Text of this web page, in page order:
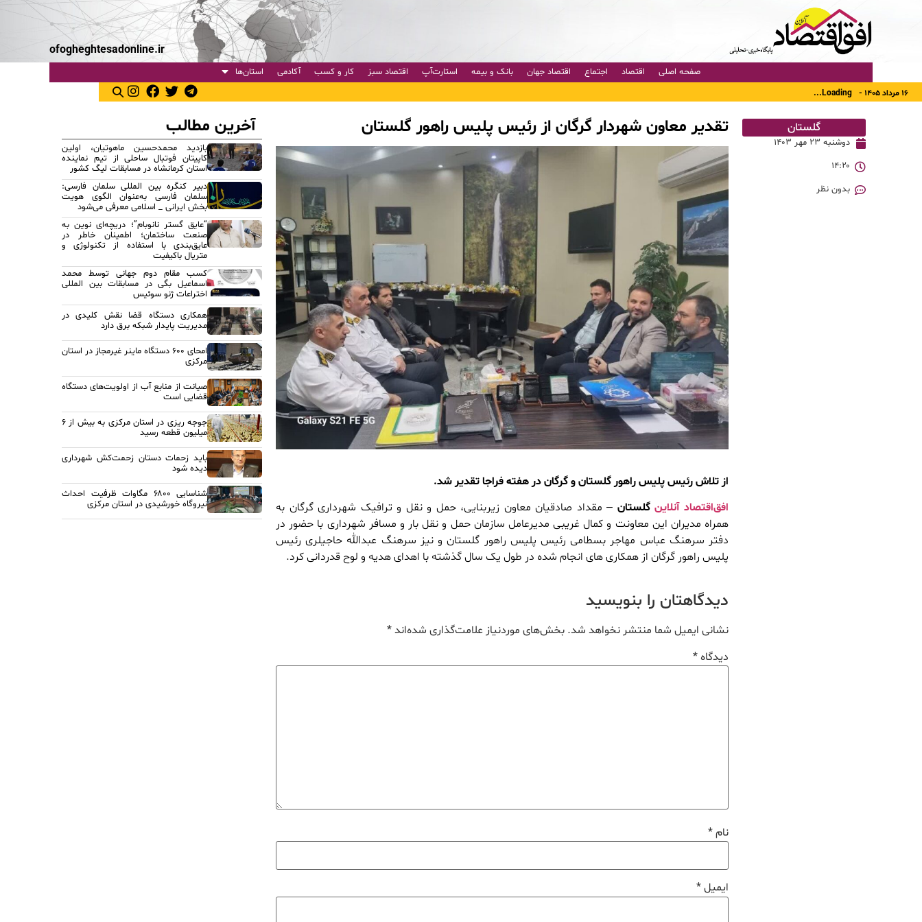
ofogheghtesadonline.ir
صفحه اصلی اقتصاد اجتماع اقتصاد جهان بانک و بیمه استارت‌آپ اقتصاد سبز کار و کسب آکادمی استان‌ها
۱۶ مرداد ۱۴۰۵ - Loading...
گلستان
دوشنبه ۲۳ مهر ۱۴۰۳
۱۴:۲۰
بدون نظر
تقدیر معاون شهردار گرگان از رئیس پلیس راهور گلستان
از تلاش رئیس پلیس راهور گلستان و گرگان در هفته فراجا تقدیر شد.
افق‌اقتصاد آنلاینگلستان – مقداد صادقیان معاون زیربنایی، حمل و نقل و ترافیک شهرداری گرگان به
همراه مدیران این معاونت و کمال غریبی مدیرعامل سازمان حمل و نقل بار و مسافر شهرداری با حضور در
دفتر سرهنگ عباس مهاجر بسطامی رئیس پلیس راهور گلستان و نیز سرهنگ عبدالله حاجیلری رئیس
پلیس راهور گرگان از همکاری های انجام شده در طول یک سال گذشته با اهدای هدیه و لوح قدردانی کرد.
دیدگاهتان را بنویسید
نشانی ایمیل شما منتشر نخواهد شد. بخش‌های موردنیاز علامت‌گذاری شده‌اند*
دیدگاه*
نام*
ایمیل*
آخرین مطالب
بازدید محمدحسین ماهوتیان، اولین
کاپیتان فوتبال ساحلی از تیم نماینده
استان کرمانشاه در مسابقات لیگ کشور
دبیر کنگره بین المللی سلمان فارسی:
سلمان فارسی به‌عنوان الگوی هویت
بخش ایرانی _ اسلامی معرفی می‌شود
“عایق گستر نانوبام”؛ دریچه‌ای نوین به
صنعت ساختمان؛ اطمینان خاطر در
عایق‌بندی با استفاده از تکنولوژی و
متریال باکیفیت
کسب مقام دوم جهانی توسط محمد
اسماعیل بگی در مسابقات بین المللی
اختراعات ژنو سوئیس
همکاری دستگاه قضا نقش کلیدی در
مدیریت پایدار شبکه برق دارد
امحای ۶۰۰ دستگاه ماینر غیرمجاز در استان
مرکزی
صیانت از منابع آب از اولویت‌های دستگاه
قضایی است
جوجه ریزی در استان مرکزی به بیش از ۶
میلیون قطعه رسید
باید زحمات دستان زحمت‌کش شهرداری
دیده شود
شناسایی ۶۸۰۰ مگاوات ظرفیت احداث
نیروگاه خورشیدی در استان مرکزی